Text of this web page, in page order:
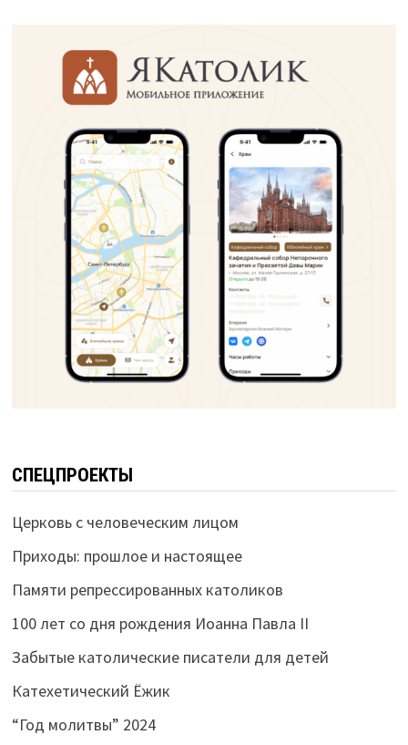
СПЕЦПРОЕКТЫ
Церковь с человеческим лицом
Приходы: прошлое и настоящее
Памяти репрессированных католиков
100 лет со дня рождения Иоанна Павла II
Забытые католические писатели для детей
Катехетический Ёжик
“Год молитвы” 2024